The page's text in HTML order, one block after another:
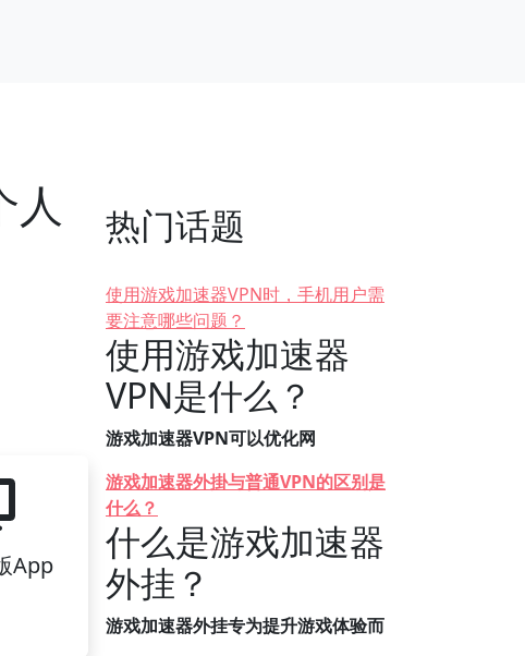
人
App
热门话题
使用游戏加速器VPN时，手机用户需
要注意哪些问题？
使用游戏加速器
VPN是什么？
游戏加速器VPN可以优化网
游戏加速器外掛与普通VPN的区别是
什么？
什么是游戏加速器
外挂？
游戏加速器外挂专为提升游戏体验而